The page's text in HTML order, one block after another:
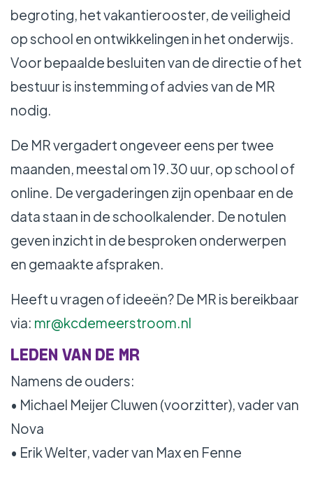
begroting, het vakantierooster, de veiligheid
op school en ontwikkelingen in het onderwijs.
Voor bepaalde besluiten van de directie of het
bestuur is instemming of advies van de MR
nodig.
De MR vergadert ongeveer eens per twee
maanden, meestal om 19.30 uur, op school of
online. De vergaderingen zijn openbaar en de
data staan in de schoolkalender. De notulen
geven inzicht in de besproken onderwerpen
en gemaakte afspraken.
Heeft u vragen of ideeën? De MR is bereikbaar
via: mr@kcdemeerstroom.nl
LEDEN VAN DE MR
Namens de ouders:
• Michael Meijer Cluwen (voorzitter), vader van
Nova
• Erik Welter, vader van Max en Fenne